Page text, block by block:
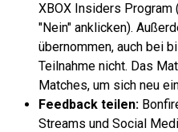
XBOX Insiders Program
"Nein" anklicken).
übernommen, auch bei
Teilnahme nicht. Das
Matches, um sich neu
Feedback teilen:
Streams und Social